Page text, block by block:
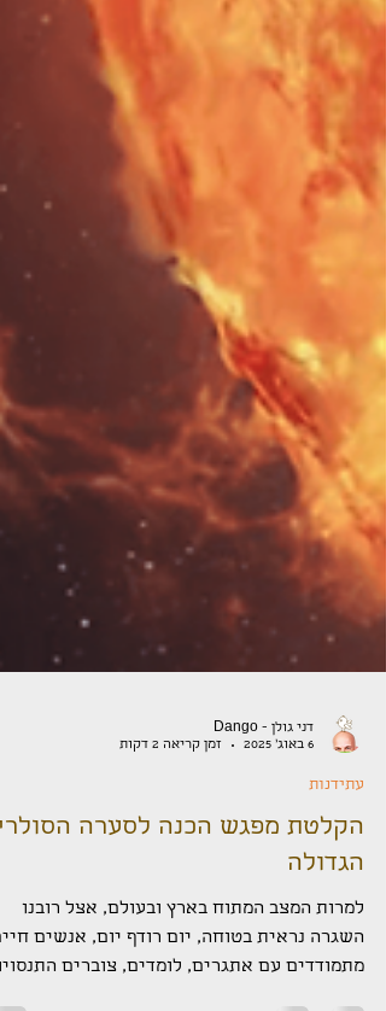
6 באוג׳ 2025
עתידנות
הקלטת מפגש הכנה לסערה
הגדולה
למרות המצב המתוח בארץ ובעולם, אצל רובנו
השגרה נראית בטוחה, יום רודף יום, אנשים